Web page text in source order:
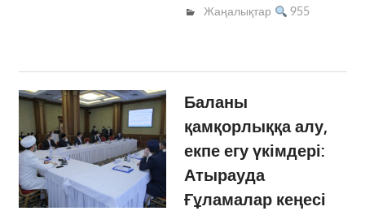
Жаңалықтар
955
Баланы
қамқорлыққа алу,
екпе егу үкімдері:
Атырауда
Ғұламалар кеңесі